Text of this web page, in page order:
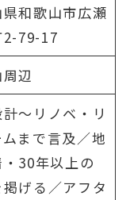
和歌山市広瀬
2-79-17
辺
〜リノベ・リ
まで言及／地
30年以上の
げる／アフタ